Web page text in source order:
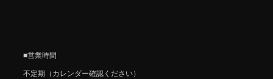
■営業時間
不定期（カレンダー確認ください）